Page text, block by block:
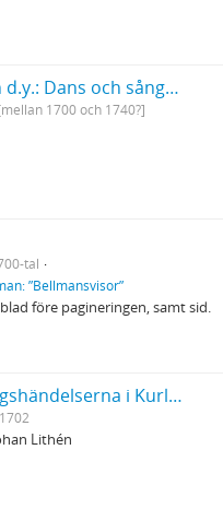
Anders von Düben d.y.: Dans och sångmelodier samt marscher etc., dels i gammal tabulatur, dels i fem-linjesystemets notskrift
1700 och 1740?]
tal
”Bellmansvisor”
före pagineringen, samt sid.
Anteckning om Krigshändelserna i Kurland uti Kon. Karl XIIs tid, under GeneralMajoren C.M. Stuart, af Er. Dahlberg
1702
Lithén